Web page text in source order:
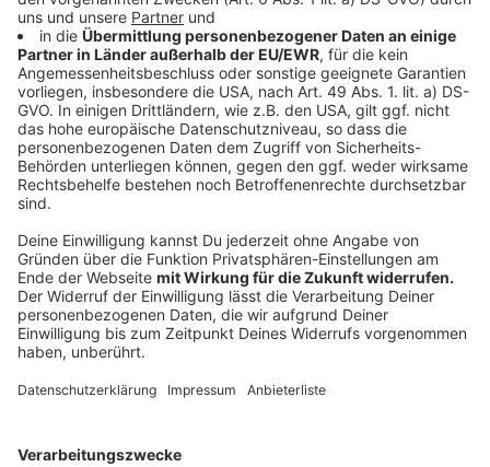
Rückgang um drei Prozentpunkte gegenüber 2025.
Eine stärkere Repräsentation der LGBTIQ+-
Community in Film, Fernsehen und Werbung
befürworten gerade noch 30 %, fast ebenso viele
(27%) lehnen sie indes strikt ab.
Anzeige
Noch deutlicher sieht die Lage im Sport aus: Der
Rückhalt für offen lebende lesbische, schwule oder
bisexuelle Athleti:nnen in Sportmannschaften liegt
aktuell nur noch bei 45 % - fünf Prozentpunkte
weniger als bei der letzten Erhebung vor einem Jahr.
Zustimmung weiter ab: Lediglich 40 % der Deutschen
aktiv für die Gleichberechtigung queerer Menschen